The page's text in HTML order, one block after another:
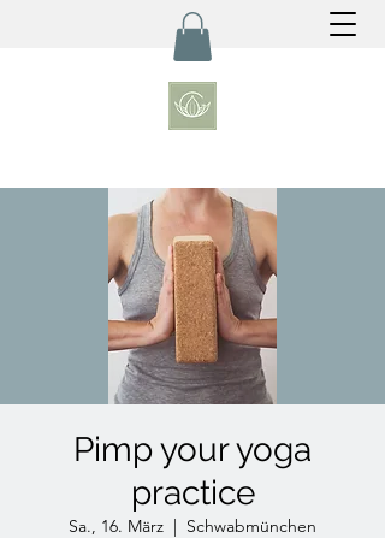
Pimp your yoga
practice
Sa., 16. März
  |
Schwabmünchen